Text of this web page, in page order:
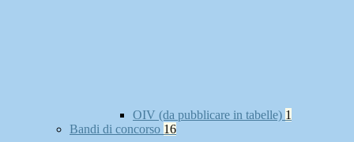
OIV (da pubblicare in tabelle) 1
Bandi di concorso 16